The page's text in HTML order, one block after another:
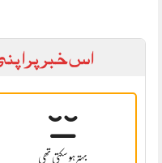
اس خبر پر
بہتر ہو سکتی تھی